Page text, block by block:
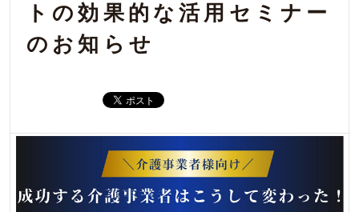
トの効果的な活用セミナー
のお知らせ